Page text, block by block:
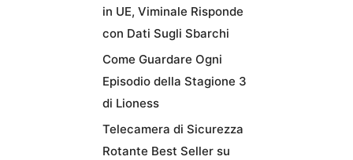
in UE, Viminale Risponde
con Dati Sugli Sbarchi
Come Guardare Ogni
Episodio della Stagione 3
di Lioness
Telecamera di Sicurezza
Rotante Best Seller su